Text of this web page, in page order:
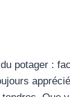
potager :